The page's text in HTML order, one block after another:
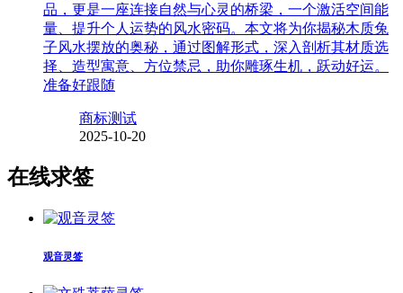
品，更是一座连接自然与心灵的桥梁，一个激活空间能
量、提升个人运势的风水密码。本文将为你揭秘木质兔
子风水摆放的奥秘，通过图解形式，深入剖析其材质选
择、造型寓意、方位禁忌，助你雕琢生机，跃动好运。
准备好跟随
商标测试
2025-10-20
在线求签
观音灵签